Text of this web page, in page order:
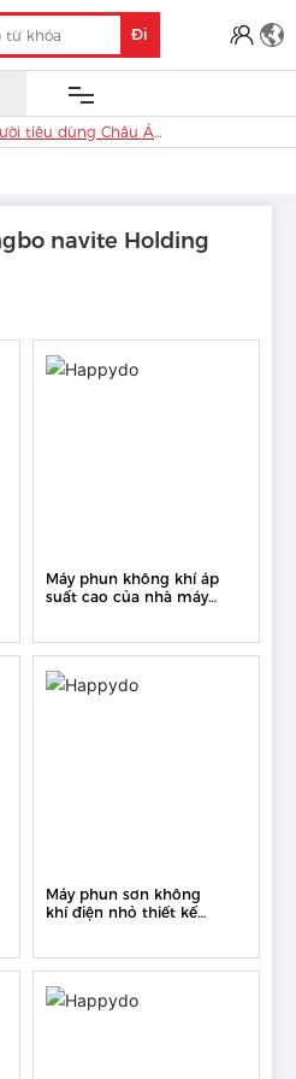
Đi
covid thương mại
tiêu dùng Châu Á
navite Holding
Máy phun không khí áp
suất cao của nhà máy
450 Máy phun
Máy phun sơn không
khí điện nhỏ thiết kế